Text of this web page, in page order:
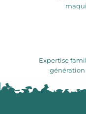
Expertise
génération